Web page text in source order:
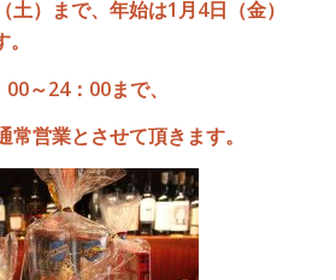
土）まで、年始は1月4日（金）
～24：00まで、
常営業とさせて頂きます。